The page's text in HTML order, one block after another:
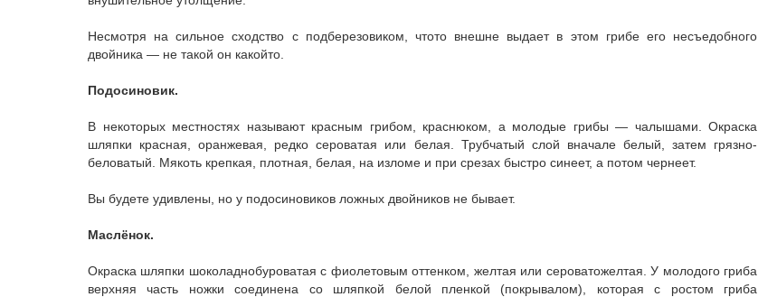
Несмотря на сильное сходство с подберезовиком, что­то внешне выдает в этом грибе его несъедобного
двойника — не такой он какой­то.
Подосиновик.
В некоторых местностях называют красным грибом, краснюком, а молодые грибы — чалышами. Окраска
шляпки красная, оранжевая, редко сероватая или белая. Трубчатый слой вначале белый, затем грязно­
беловатый. Мякоть крепкая, плотная, белая, на изломе и при срезах быстро синеет, а потом чернеет.
Вы будете удивлены, но у подосиновиков ложных двойников не бывает.
Маслёнок.
Окраска шляпки шоколадно­буроватая с фиолетовым оттенком, желтая или серовато­желтая. У молодого гриба
верхняя часть ножки соединена со шляпкой белой пленкой (покрывалом), которая с ростом гриба